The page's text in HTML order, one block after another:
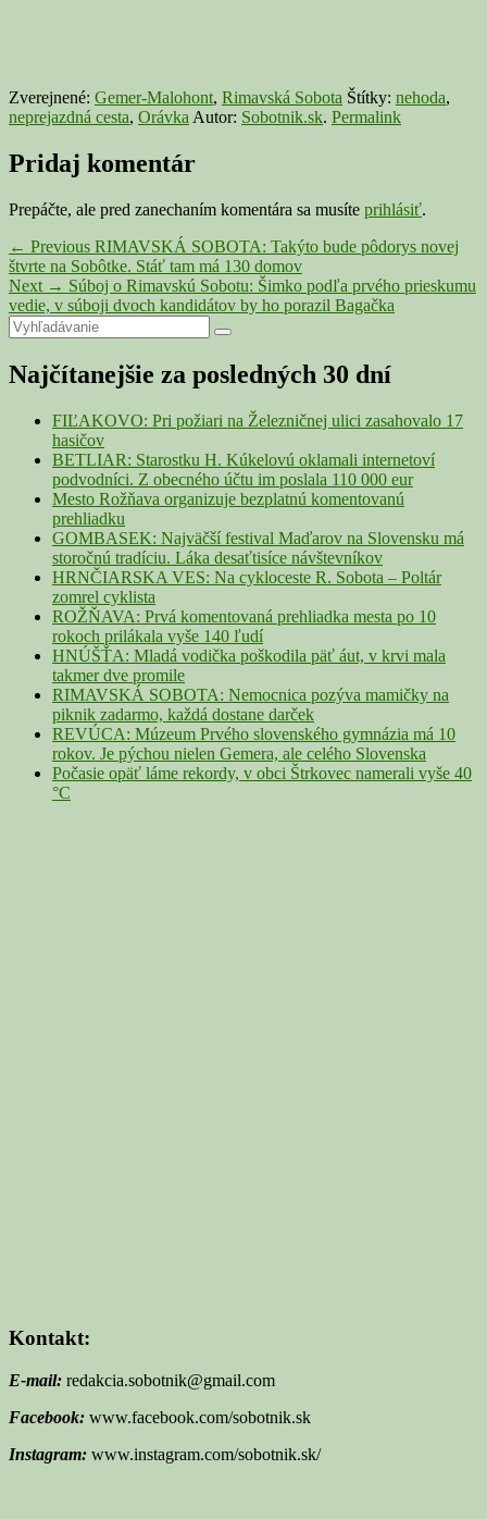
Zverejnené: Gemer-Malohont, Rimavská Sobota Štítky: nehoda,
neprejazdná cesta, Orávka Autor: Sobotnik.sk. Permalink
Pridaj komentár
Prepáčte, ale pred zanechaním komentára sa musíte prihlásiť.
Navigácia
v
článku
← Previous Previous
post:
RIMAVSKÁ SOBOTA: Takýto bude pôdorys novej
štvrte na Sobôtke. Stáť tam má 130 domov
Next → Next
post:
Súboj o Rimavskú Sobotu: Šimko podľa prvého prieskumu
vedie, v súboji dvoch kandidátov by ho porazil Bagačka
Primary
Sidebar
Widget
Area
Search
for:
Search
Najčítanejšie za posledných 30 dní
FIĽAKOVO: Pri požiari na Železničnej ulici zasahovalo 17
hasičov
BETLIAR: Starostku H. Kúkelovú oklamali internetoví
podvodníci. Z obecného účtu im poslala 110 000 eur
Mesto Rožňava organizuje bezplatnú komentovanú
prehliadku
GOMBASEK: Najväčší festival Maďarov na Slovensku má
storočnú tradíciu. Láka desaťtisíce návštevníkov
HRNČIARSKA VES: Na cykloceste R. Sobota – Poltár
zomrel cyklista
ROŽŇAVA: Prvá komentovaná prehliadka mesta po 10
rokoch prilákala vyše 140 ľudí
HNÚŠŤA: Mladá vodička poškodila päť áut, v krvi mala
takmer dve promile
RIMAVSKÁ SOBOTA: Nemocnica pozýva mamičky na
piknik zadarmo, každá dostane darček
REVÚCA: Múzeum Prvého slovenského gymnázia má 10
rokov. Je pýchou nielen Gemera, ale celého Slovenska
Počasie opäť láme rekordy, v obci Štrkovec namerali vyše 40
°C
Kontakt:
E-mail: redakcia.sobotnik@gmail.com
Facebook: www.facebook.com/sobotnik.sk
Instagram: www.instagram.com/sobotnik.sk/